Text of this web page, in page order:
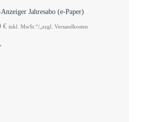
Jahresabo (e-Paper)
€ inkl. MwSt.“/„zzgl. Versandkosten